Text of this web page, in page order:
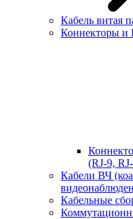
Кабель витая
Коннекторы и
(RJ-9,
Кабели ВЧ
Кабельные